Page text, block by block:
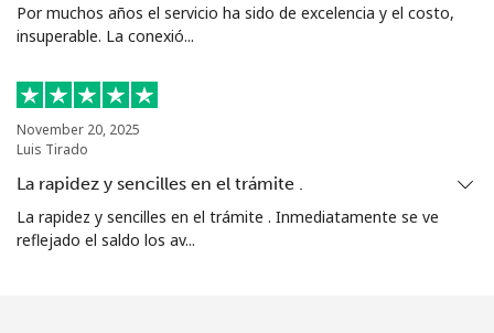
⁦$5⁩
Guadeloupe
Línea fija
Celular ⁦40.9c⁩
12 min por
-
Por muchos años el servicio ha sido de excelencia y el costo,
insuperable. La conexió...
November 20, 2025
Luis Tirado
La rapidez y sencilles en el trámite .
La rapidez y sencilles en el trámite . Inmediatamente se ve
reflejado el saldo los av...